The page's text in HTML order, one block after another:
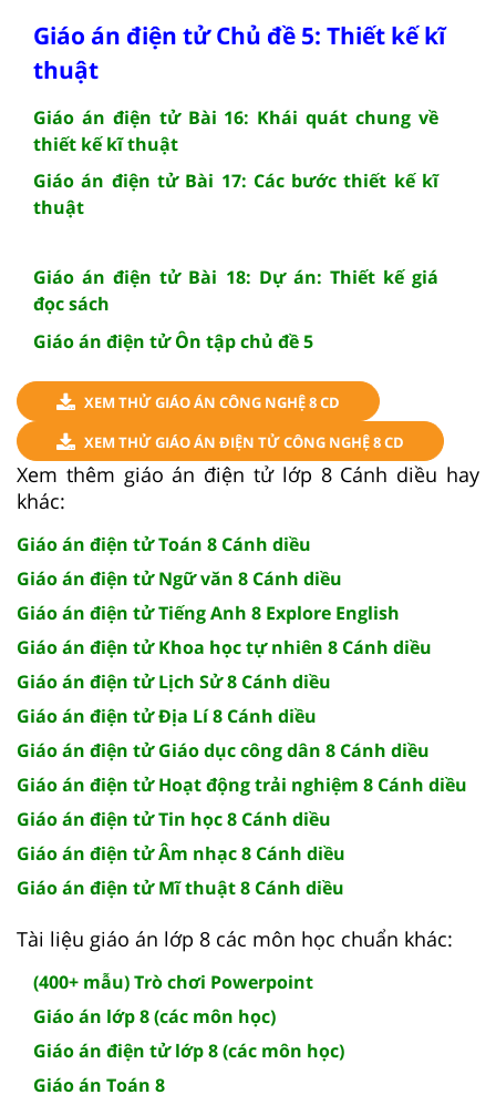
Giáo án điện tử Chủ đề 5: Thiết kế kĩ
thuật
Giáo án điện tử Bài 16: Khái quát chung về
thiết kế kĩ thuật
Giáo án điện tử Bài 17: Các bước thiết kế kĩ
thuật
Giáo án điện tử Bài 18: Dự án: Thiết kế giá
đọc sách
Giáo án điện tử Ôn tập chủ đề 5
XEM THỬ GIÁO ÁN CÔNG NGHỆ 8 CD
XEM THỬ GIÁO ÁN ĐIỆN TỬ CÔNG NGHỆ 8 CD
Xem thêm giáo án điện tử lớp 8 Cánh diều hay
khác:
Giáo án điện tử Toán 8 Cánh diều
Giáo án điện tử Ngữ văn 8 Cánh diều
Giáo án điện tử Tiếng Anh 8 Explore English
Giáo án điện tử Khoa học tự nhiên 8 Cánh diều
Giáo án điện tử Lịch Sử 8 Cánh diều
Giáo án điện tử Địa Lí 8 Cánh diều
Giáo án điện tử Giáo dục công dân 8 Cánh diều
Giáo án điện tử Hoạt động trải nghiệm 8 Cánh diều
Giáo án điện tử Tin học 8 Cánh diều
Giáo án điện tử Âm nhạc 8 Cánh diều
Giáo án điện tử Mĩ thuật 8 Cánh diều
Tài liệu giáo án lớp 8 các môn học chuẩn khác:
(400+ mẫu) Trò chơi Powerpoint
Giáo án lớp 8 (các môn học)
Giáo án điện tử lớp 8 (các môn học)
Giáo án Toán 8